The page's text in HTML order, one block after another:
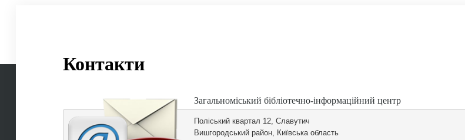
Контакти
Загальноміський бібліотечно-інформаційний центр
Поліський квартал 12, Славутич
Вишгородський район, Київська область